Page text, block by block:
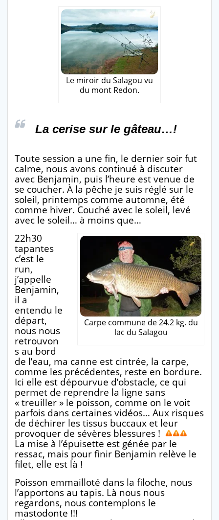
Le miroir du Salagou vu
du mont Redon.
La cerise sur le gâteau…!
Toute session a une fin, le dernier soir fut
calme, nous avons continué à discuter
avec Benjamin, puis l’heure est venue de
se coucher. À la pêche je suis réglé sur le
soleil, printemps comme automne, été
comme hiver. Couché avec le soleil, levé
avec le soleil… à moins que…
Carpe commune de 24.2 kg. du
lac du Salagou
22h30
tapantes
c’est le
run,
j’appelle
Benjamin,
il a
entendu le
départ,
nous nous
retrouvon
s au bord
de l’eau, ma canne est cintrée, la carpe,
comme les précédentes, reste en bordure.
Ici elle est dépourvue d’obstacle, ce qui
permet de reprendre la ligne sans
« treuiller » le poisson, comme on le voit
parfois dans certaines vidéos… Aux risques
de déchirer les tissus buccaux et leur
provoquer de sévères blessures !
La mise à l’épuisette est génée par le
ressac, mais pour finir Benjamin relève le
filet, elle est là !
Poisson emmailloté dans la filoche, nous
l’apportons au tapis. Là nous nous
regardons, nous contemplons le
mastodonte !!!